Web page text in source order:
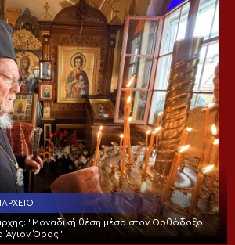
“Μοναδική θέση μέσα στον Ορθόδοξο
Άγιον Όρος”